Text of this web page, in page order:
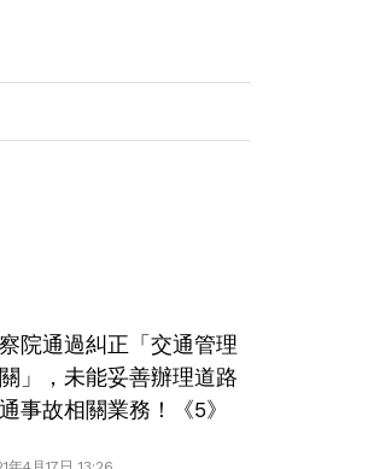
院通過糾正「交通管理
」，未能妥善辦理道路
事故相關業務！《5》